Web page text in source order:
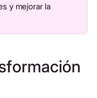
y mejorar la